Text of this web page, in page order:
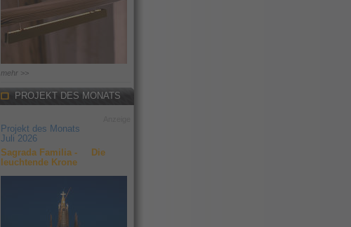
mehr >>
PROJEKT DES MONATS
Projekt des Monats
Juli 2026
Sagrada Familia - Die
leuchtende Krone